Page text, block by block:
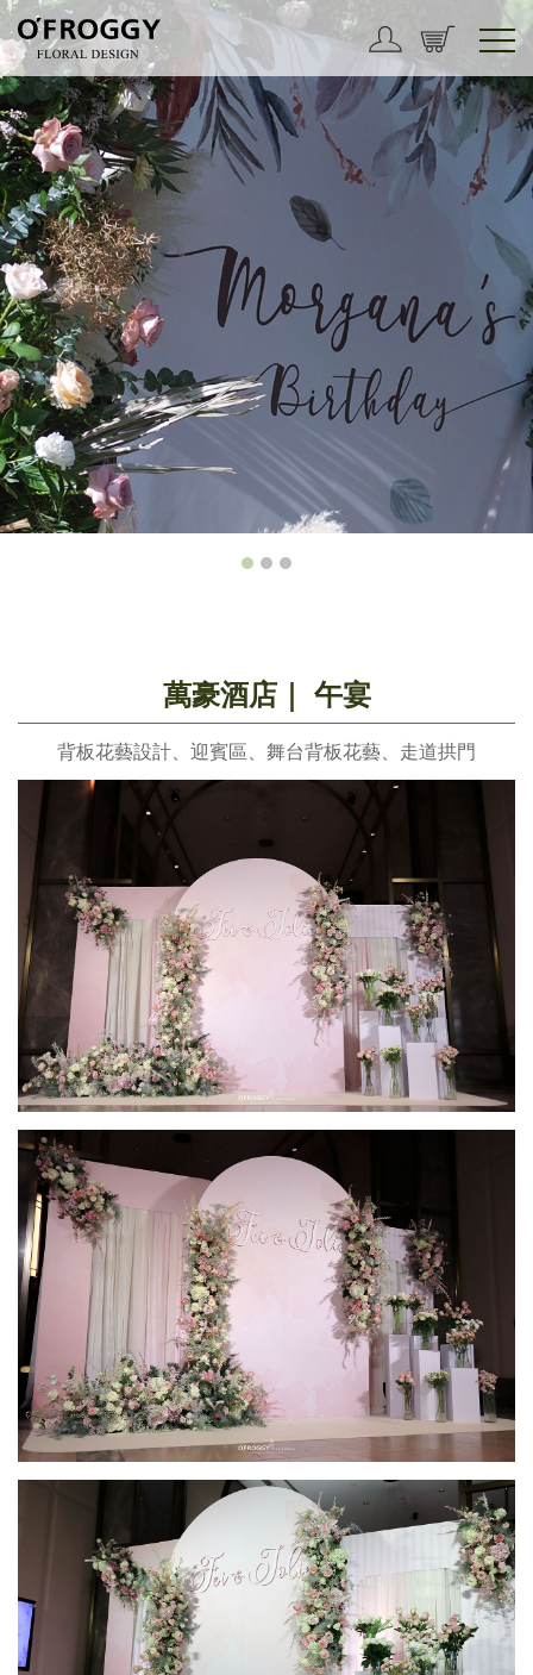
萬豪酒店｜ 午宴
背板花藝設計、迎賓區、舞台背板花藝、走道拱門